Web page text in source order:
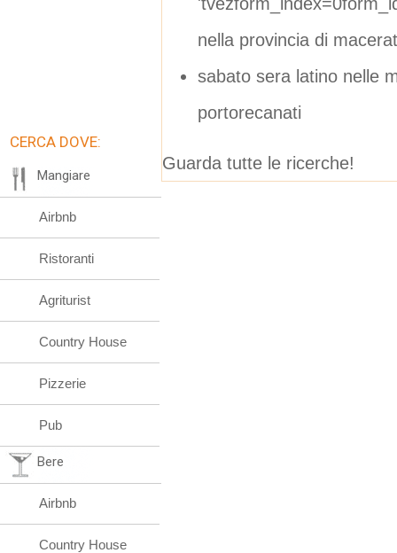
nella provincia di
sabato sera latino nelle
portorecanati
Guarda tutte le ricerche!
CERCA DOVE:
Mangiare
Airbnb
Ristoranti
Agriturist
Country House
Pizzerie
Pub
Bere
Airbnb
Country House